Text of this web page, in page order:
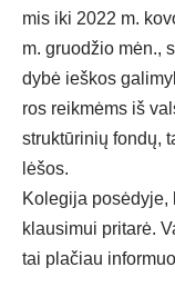
mis iki 2022 m.
m. gruo­džio mėn.,
dy­bė ieš­kos
ros reik­mėms iš
struk­tū­ri­nių fon­dų,
lė­šos.
Ko­le­gi­ja po­sė­dy­je,
klau­si­mui pri­ta­rė.
tai pla­čiau